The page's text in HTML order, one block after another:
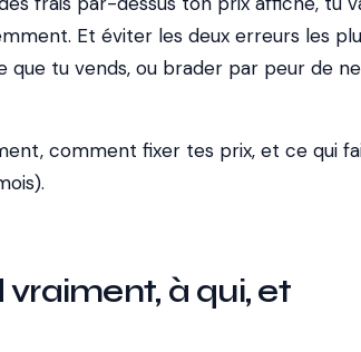
Et éviter les deux erreurs les
que tu vends, ou brader par peur de
comment fixer tes prix, et ce qui
à qui, et